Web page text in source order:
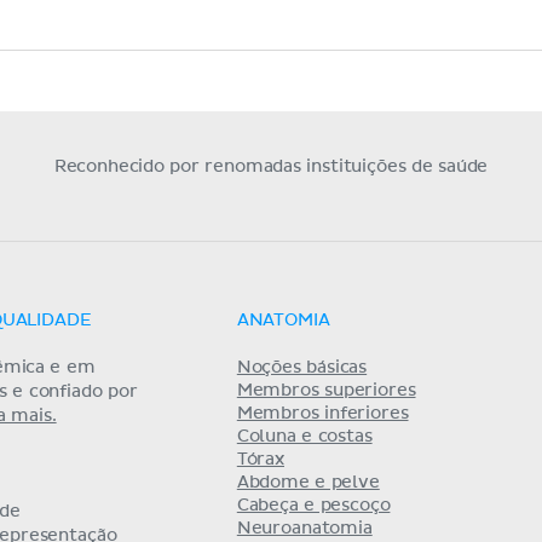
Reconhecido por renomadas instituições de saúde
e em
e confiado por
mais.
ANATOMIA
Noções básicas
Membros superiores
Membros inferiores
Coluna e costas
Tórax
Abdome e pelve
Cabeça e pescoço
Neuroanatomia